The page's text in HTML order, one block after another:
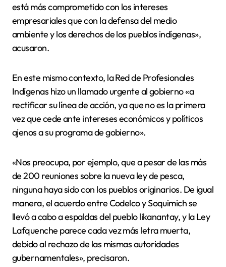
está más comprometido con los intereses
empresariales que con la defensa del medio
ambiente y los derechos de los pueblos indígenas»,
acusaron.
En este mismo contexto, la Red de Profesionales
Indígenas hizo un llamado urgente al gobierno «a
rectificar su línea de acción, ya que no es la primera
vez que cede ante intereses económicos y políticos
ajenos a su programa de gobierno».
«Nos preocupa, por ejemplo, que a pesar de las más
de 200 reuniones sobre la nueva ley de pesca,
ninguna haya sido con los pueblos originarios. De igual
manera, el acuerdo entre Codelco y Soquimich se
llevó a cabo a espaldas del pueblo likanantay, y la Ley
Lafquenche parece cada vez más letra muerta,
debido al rechazo de las mismas autoridades
gubernamentales», precisaron.